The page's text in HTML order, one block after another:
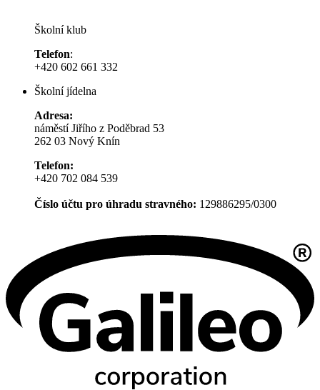
Školní klub
Telefon:
+420 602 661 332
Školní jídelna
Adresa:
náměstí Jiřího z Poděbrad 53
262 03 Nový Knín
Telefon:
+420 702 084 539
Číslo účtu pro úhradu stravného: 129886295/0300